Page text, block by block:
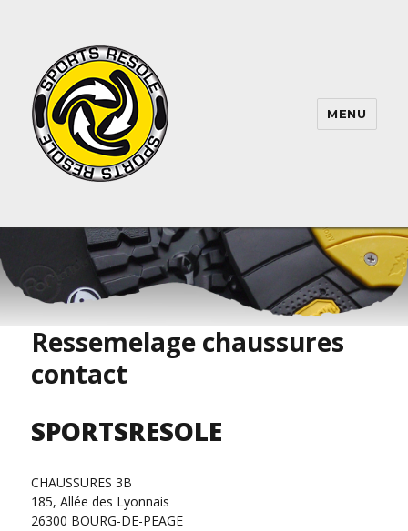
MENU
Ressemelage chaussures
contact
SPORTSRESOLE
CHAUSSURES 3B
185, Allée des Lyonnais
26300 BOURG-DE-PEAGE